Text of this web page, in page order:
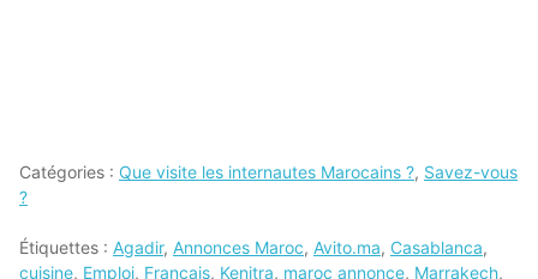
Catégories : Que visite les internautes Marocains ?, Savez-vous
?
Étiquettes : Agadir, Annonces Maroc, Avito.ma, Casablanca,
cuisine, Emploi, Français, Kenitra, maroc annonce, Marrakech,